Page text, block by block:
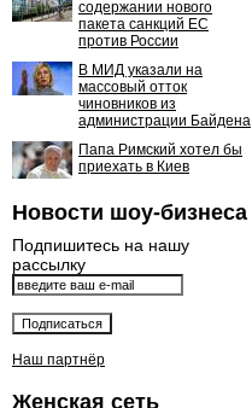
содержании нового
пакета санкций ЕС
против России
В МИД указали на
массовый отток
чиновников из
администрации Байдена
Папа Римский хотел бы
приехать в Киев
Новости шоу-бизнеса
Подпишитесь на нашу
рассылку
Наш партнёр
Женская сеть